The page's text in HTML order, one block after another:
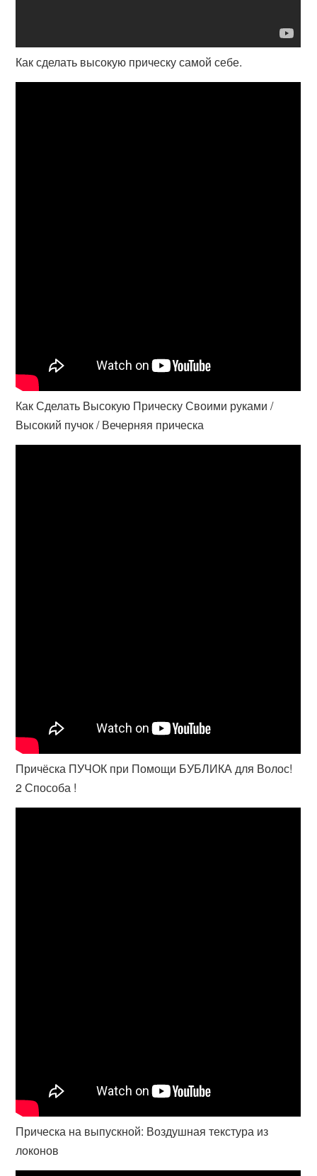
Как сделать высокую прическу самой себе.
Как Сделать Высокую Прическу Своими руками /
Высокий пучок / Вечерняя прическа
Причёска ПУЧОК при Помощи БУБЛИКА для Волос!
2 Способа !
Прическа на выпускной: Воздушная текстура из
локонов